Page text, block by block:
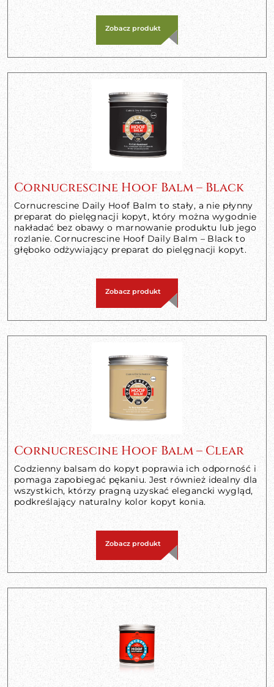
Zobacz produkt
Cornucrescine Hoof Balm – Black
Cornucrescine Daily Hoof Balm to stały, a nie płynny
preparat do pielęgnacji kopyt, który można wygodnie
nakładać bez obawy o marnowanie produktu lub jego
rozlanie. Cornucrescine Hoof Daily Balm – Black to
głęboko odżywiający preparat do pielęgnacji kopyt.
Zobacz produkt
Cornucrescine Hoof Balm – Clear
Codzienny balsam do kopyt poprawia ich odporność i
pomaga zapobiegać pękaniu. Jest również idealny dla
wszystkich, którzy pragną uzyskać elegancki wygląd,
podkreślający naturalny kolor kopyt konia.
Zobacz produkt